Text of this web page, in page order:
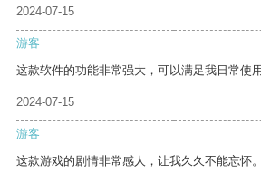
2024-07-15
游客
这款软件的功能非常强大，可以满足我日常使用
2024-07-15
游客
这款游戏的剧情非常感人，让我久久不能忘怀。